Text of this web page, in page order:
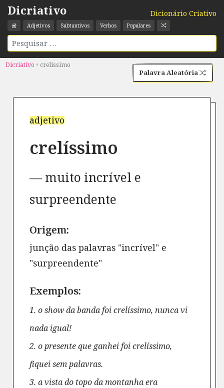
Dicriativo Dicionário Criativo
Adjetivos Subtantivos Verbos Populares
Dicriativo • crelíssimo
Palavra Aleatória
adjetivo
crelíssimo
muito incrível e
surpreendente
Origem:
junção das palavras "incrível" e
"surpreendente"
Exemplos:
1. o show da banda foi crelíssimo, nunca vi
nada igual!
2. o presente que ganhei foi crelíssimo,
fiquei sem palavras.
3. a vista do topo da montanha era